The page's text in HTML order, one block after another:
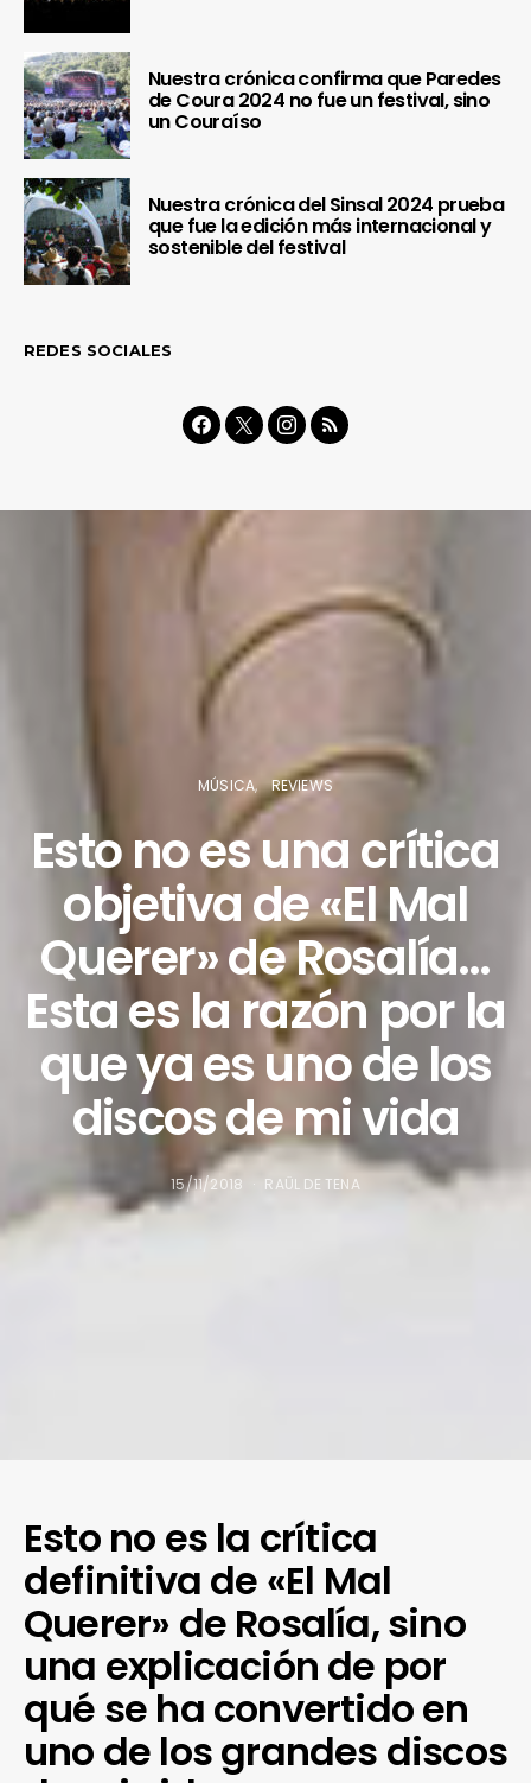
Nuestra crónica confirma que Paredes
de Coura 2024 no fue un festival, sino
un Couraíso
Nuestra crónica del Sinsal 2024 prueba
que fue la edición más internacional y
sostenible del festival
REDES SOCIALES
MÚSICA REVIEWS
Esto no es una crítica
objetiva de «El Mal
Querer» de Rosalía…
Esta es la razón por la
que ya es uno de los
discos de mi vida
15/11/2018 RAÜL DE TENA
Esto no es la crítica
definitiva de «El Mal
Querer» de Rosalía, sino
una explicación de por
qué se ha convertido en
uno de los grandes discos